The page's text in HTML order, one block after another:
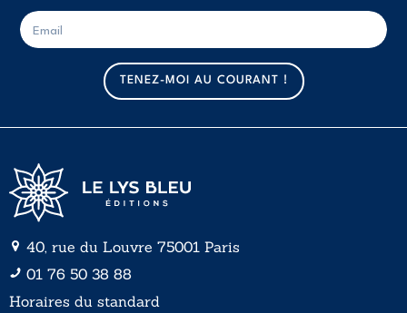
m
a
i
l
E
-
m
TENEZ-MOI AU COURANT !
40, rue du Louvre 75001 Paris
01 76 50 38 88
Horaires du standard